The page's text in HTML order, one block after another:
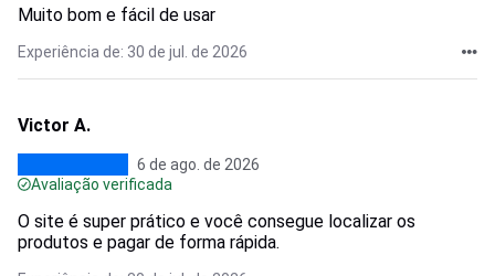
Muito bom e fácil de usar
Experiência de: 30 de jul. de 2026
Victor A.
6 de ago. de 2026
Avaliação verificada
O site é super prático e você consegue localizar os
produtos e pagar de forma rápida.